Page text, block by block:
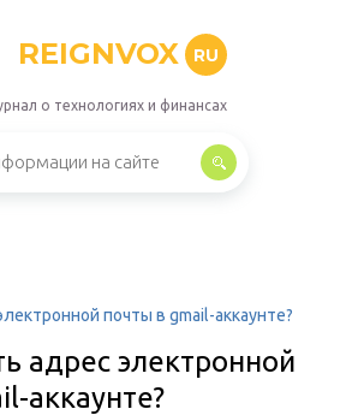
REIGNVOX RU
о технологиях и финансах
почты в gmail-аккаунте?
адрес электронной
аккаунте?